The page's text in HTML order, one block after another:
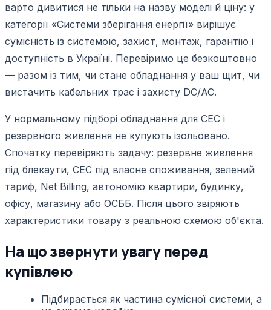
варто дивитися не тільки на назву моделі й ціну: у
категорії «Системи зберігання енергії» вирішує
сумісність із системою, захист, монтаж, гарантію і
доступність в Україні. Перевіримо це безкоштовно
— разом із тим, чи стане обладнання у ваш щит, чи
вистачить кабельних трас і захисту DC/AC.
У нормальному підборі обладнання для СЕС і
резервного живлення не купують ізольовано.
Спочатку перевіряють задачу: резервне живлення
під блекаути, СЕС під власне споживання, зелений
тариф, Net Billing, автономію квартири, будинку,
офісу, магазину або ОСББ. Після цього звіряють
характеристики товару з реальною схемою об'єкта.
На що звернути увагу перед
купівлею
Підбирається як частина сумісної системи, а